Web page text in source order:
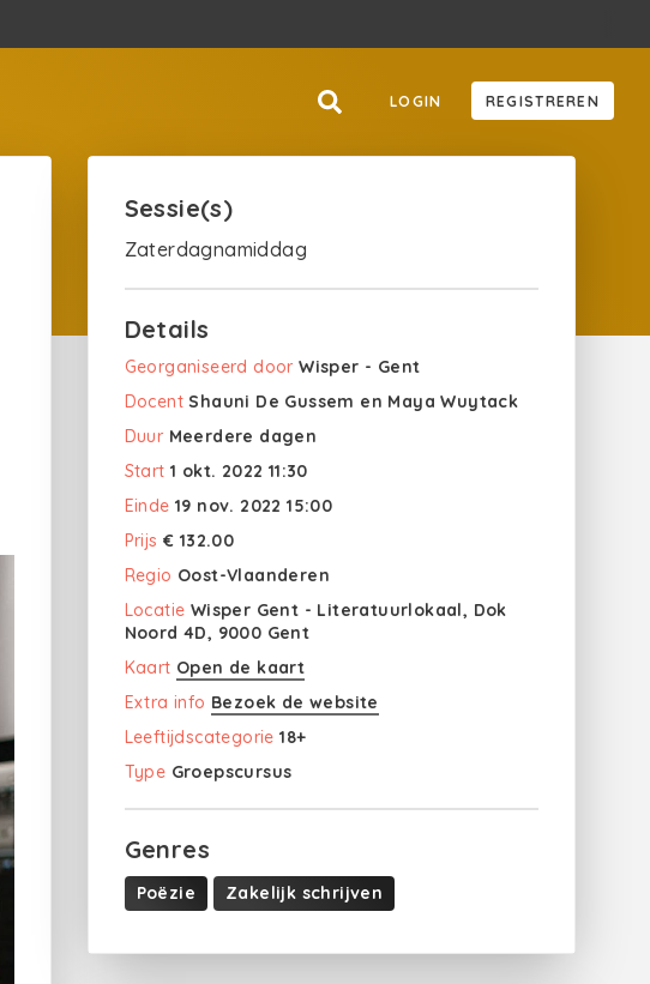
LOGIN REGISTREREN
Sessie(s)
Zaterdagnamiddag
Details
Georganiseerd door Wisper - Gent
Docent Shauni De Gussem en Maya Wuytack
Duur Meerdere dagen
Start 1 okt. 2022 11:30
Einde 19 nov. 2022 15:00
Prijs € 132.00
Regio Oost-Vlaanderen
Locatie Wisper Gent - Literatuurlokaal, Dok
Noord 4D, 9000 Gent
Kaart Open de kaart
Extra info Bezoek de website
Leeftijdscategorie 18+
Type Groepscursus
Genres
Poëzie Zakelijk schrijven